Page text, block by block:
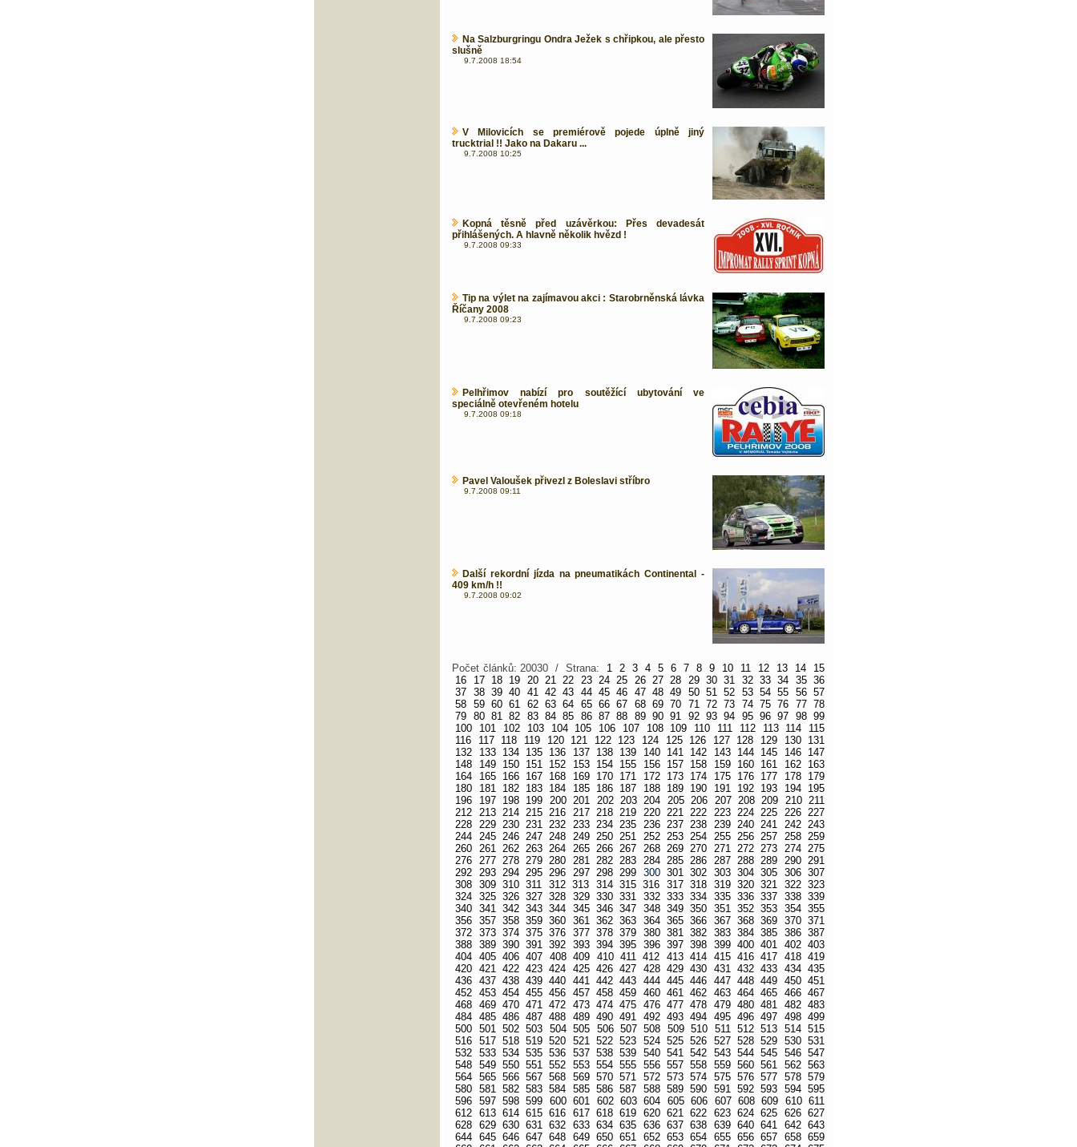
Na Salzburgringu Ondra Ježek s chřipkou, ale přesto
slušně
9.7.2008 18:54
V Milovicích se premiérově pojede úplně jiný
trucktrial !! Jako na Dakaru ...
9.7.2008 10:25
Kopná těsně před uzávěrkou: Přes devadesát
přihlášených. A hlavně několik hvězd !
9.7.2008 09:33
Tip na výlet na zajímavou akci : Starobrněnská lávka
Říčany 2008
9.7.2008 09:23
Pelhřimov nabízí pro soutěžící ubytování ve
speciálně otevřeném hotelu
9.7.2008 09:18
Pavel Valoušek přivezl z Boleslavi stříbro
9.7.2008 09:11
Další rekordní jízda na pneumatikách Continental -
409 km/h !!
9.7.2008 09:02
Počet článků: 20030 / Strana: 1 2 3 4 5 6 7 8 9 10 11 12 13 14
15
16
17 18 19 20 21 22 23 24 25 26 27 28 29 30 31 32 33 34 35 36
37 38 39 40 41 42 43 44 45 46 47 48 49 50 51 52 53 54 55 56 57
58 59 60 61 62 63 64 65 66 67 68 69 70 71 72 73 74 75 76 77 78
79 80 81 82 83 84 85 86 87 88 89 90 91 92 93 94 95 96 97 98 99
100
101 102 103 104 105 106 107 108 109 110 111 112 113 114
115
116
117 118 119 120 121 122 123 124 125 126 127 128 129 130
131
132
133 134 135 136 137 138 139 140 141 142 143 144 145 146
147
148
149 150 151 152 153 154 155 156 157 158 159 160 161 162
163
164
165 166 167 168 169 170 171 172 173 174 175 176 177 178
179
180
181 182 183 184 185 186 187 188 189 190 191 192 193 194
195
196
197 198 199 200 201 202 203 204 205 206 207 208 209 210 211
212 213 214 215 216 217 218 219 220 221 222 223 224 225 226 227
228 229 230 231 232 233 234 235 236 237 238 239 240 241 242 243
244 245 246 247 248 249 250 251 252 253 254 255 256 257 258 259
260 261 262 263 264 265 266 267 268 269 270 271 272 273 274 275
276 277 278 279 280 281 282 283 284 285 286 287 288 289 290 291
292 293 294 295 296 297 298 299 300 301 302 303 304 305 306 307
308 309 310 311 312 313 314 315 316 317 318 319 320 321 322 323
324 325 326 327 328 329 330 331 332 333 334 335 336 337 338 339
340 341 342 343 344 345 346 347 348 349 350 351 352 353 354 355
356 357 358 359 360 361 362 363 364 365 366 367 368 369 370 371
372 373 374 375 376 377 378 379 380 381 382 383 384 385 386 387
388 389 390 391 392 393 394 395 396 397 398 399 400 401 402 403
404 405 406 407 408 409 410 411 412 413 414 415 416 417 418 419
420 421 422 423 424 425 426 427 428 429 430 431 432 433 434 435
436 437 438 439 440 441 442 443 444 445 446 447 448 449 450 451
452 453 454 455 456 457 458 459 460 461 462 463 464 465 466 467
468 469 470 471 472 473 474 475 476 477 478 479 480 481 482 483
484 485 486 487 488 489 490 491 492 493 494 495 496 497 498 499
500 501 502 503 504 505 506 507 508 509 510 511 512 513 514 515
516 517 518 519 520 521 522 523 524 525 526 527 528 529 530 531
532 533 534 535 536 537 538 539 540 541 542 543 544 545 546 547
548 549 550 551 552 553 554 555 556 557 558 559 560 561 562 563
564 565 566 567 568 569 570 571 572 573 574 575 576 577 578 579
580 581 582 583 584 585 586 587 588 589 590 591 592 593 594 595
596 597 598 599 600 601 602 603 604 605 606 607 608 609 610 611
612 613 614 615 616 617 618 619 620 621 622 623 624 625 626 627
628 629 630 631 632 633 634 635 636 637 638 639 640 641 642 643
644 645 646 647 648 649 650 651 652 653 654 655 656 657 658 659